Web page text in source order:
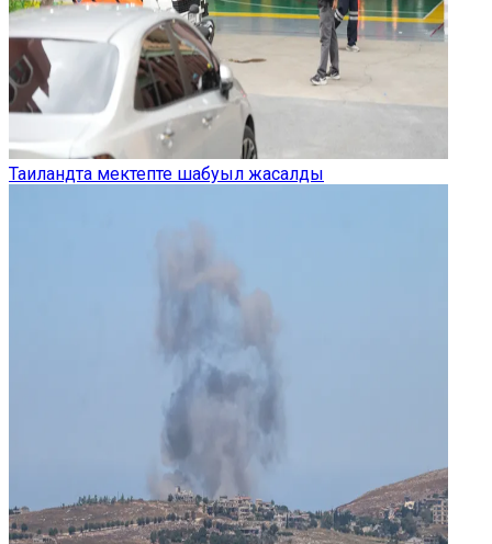
Таиландта мектепте шабуыл жасалды